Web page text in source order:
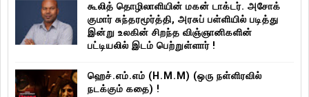
கூலித் தொழிலாளியின் மகன் டாக்டர். அசோக்
குமார் சுந்தரமூர்த்தி, அரசுப் பள்ளியில் படித்து
இன்று உலகின் சிறந்த விஞ்ஞானிகளின்
பட்டியலில் இடம் பெற்றுள்ளார் !
ஹெச்.எம்.எம் (H.M.M) (ஒரு நள்ளிரவில்
நடக்கும் கதை) !